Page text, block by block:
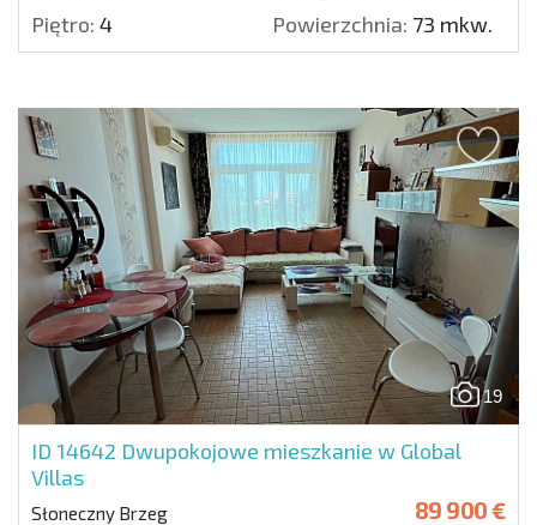
Piętro: 4 Powierzchnia: 73 mkw.
19
ID 14642 Dwupokojowe mieszkanie w Global
Villas
Słoneczny Brzeg 89 900 €